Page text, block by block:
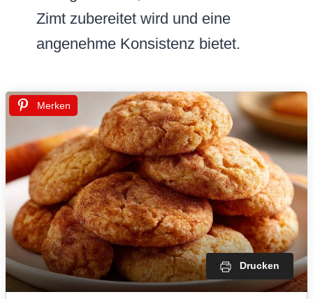
Zimt zubereitet wird und eine
angenehme Konsistenz bietet.
Merken
Drucken